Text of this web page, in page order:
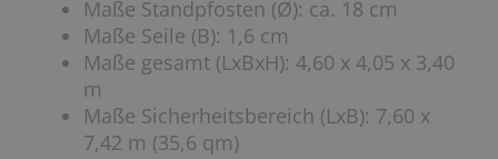
Maße Standpfosten (Ø): ca. 18 cm
Maße Seile (B): 1,6 cm
Maße gesamt (LxBxH): 4,60 x 4,05 x 3,40
m
Maße Sicherheitsbereich (LxB): 7,60 x
7,42 m (35,6 qm)